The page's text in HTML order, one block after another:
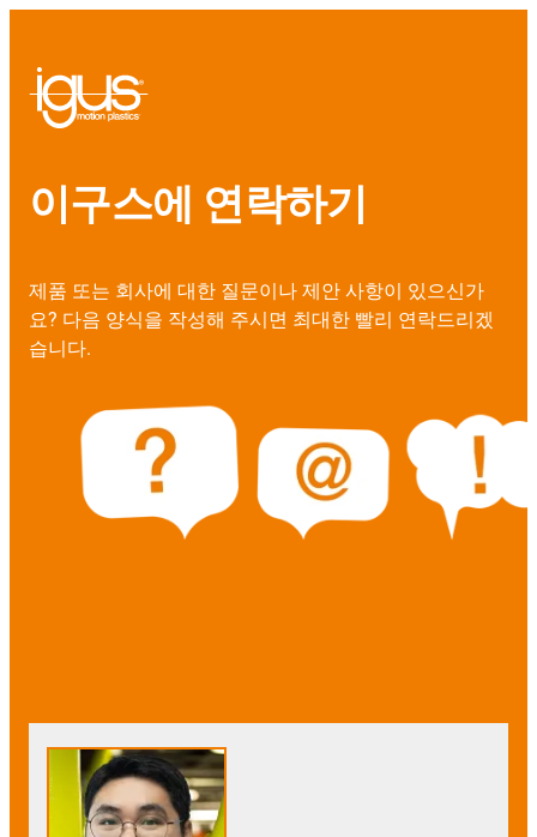
이구스에 연락하기
제품 또는 회사에 대한 질문이나 제안 사항이 있으신가
요? 다음 양식을 작성해 주시면 최대한 빨리 연락드리겠
습니다.